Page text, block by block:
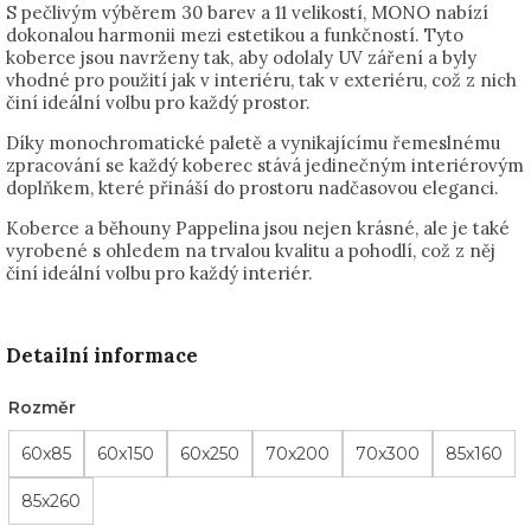
S pečlivým výběrem 30 barev a 11 velikostí, MONO nabízí
dokonalou harmonii mezi estetikou a funkčností. Tyto
koberce jsou navrženy tak, aby odolaly UV záření a byly
vhodné pro použití jak v interiéru, tak v exteriéru, což z nich
činí ideální volbu pro každý prostor.
Díky monochromatické paletě a vynikajícímu řemeslnému
zpracování se každý koberec stává jedinečným interiérovým
doplňkem, které přináší do prostoru nadčasovou eleganci.
Koberce a běhouny Pappelina jsou nejen krásné, ale je také
vyrobené s ohledem na trvalou kvalitu a pohodlí, což z něj
činí ideální volbu pro každý interiér.
Detailní informace
Rozměr
60x85 60x150 60x250 70x200 70x300 85x160
85x260